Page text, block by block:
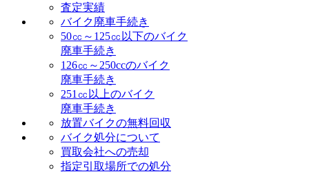
査定実績
バイク廃車手続き
50㏄～125㏄以下のバイク
廃車手続き
126㏄～250ccのバイク
廃車手続き
251㏄以上のバイク
廃車手続き
放置バイクの無料回収
バイク処分について
買取会社への売却
指定引取場所での処分